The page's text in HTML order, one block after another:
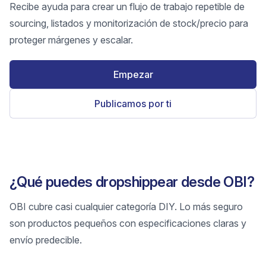
Recibe ayuda para crear un flujo de trabajo repetible de
sourcing, listados y monitorización de stock/precio para
proteger márgenes y escalar.
Empezar
Publicamos por ti
¿Qué puedes dropshippear desde OBI?
OBI cubre casi cualquier categoría DIY. Lo más seguro
son productos pequeños con especificaciones claras y
envío predecible.